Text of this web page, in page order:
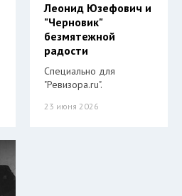
Леонид Юзефович и
"Черновик"
безмятежной
радости
Специально для
"Ревизора.ru".
23 июня 2026